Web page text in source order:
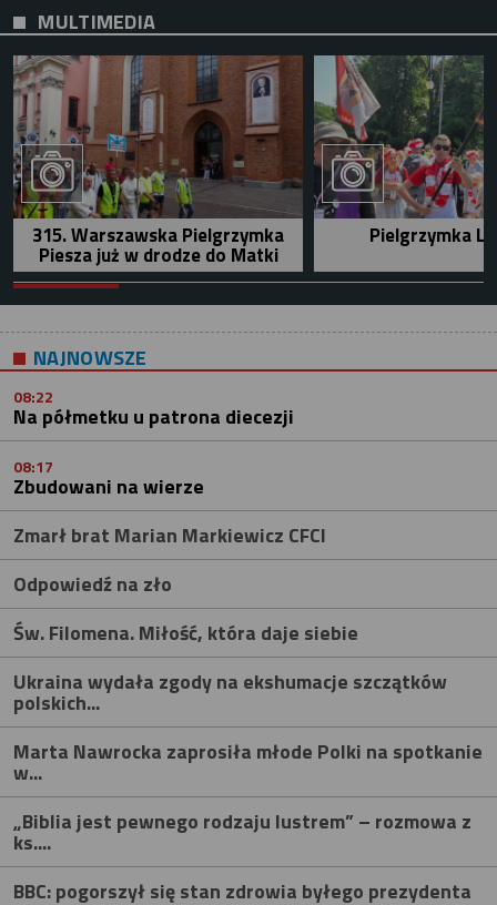
MULTIMEDIA
315. Warszawska Pielgrzymka
Piesza już w drodze do Matki
Pielgrzymka
NAJNOWSZE
08:22
Na półmetku u patrona diecezji
08:17
Zbudowani na wierze
Zmarł brat Marian Markiewicz CFCI
Odpowiedź na zło
Św. Filomena. Miłość, która daje siebie
Ukraina wydała zgody na ekshumacje szczątków
polskich...
Marta Nawrocka zaprosiła młode Polki na spotkanie
w...
„Biblia jest pewnego rodzaju lustrem” – rozmowa z
ks....
BBC: pogorszył się stan zdrowia byłego prezydenta